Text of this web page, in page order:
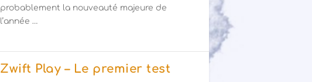
probablement la nouveauté majeure de
l’année …
Zwift Play – Le premier test